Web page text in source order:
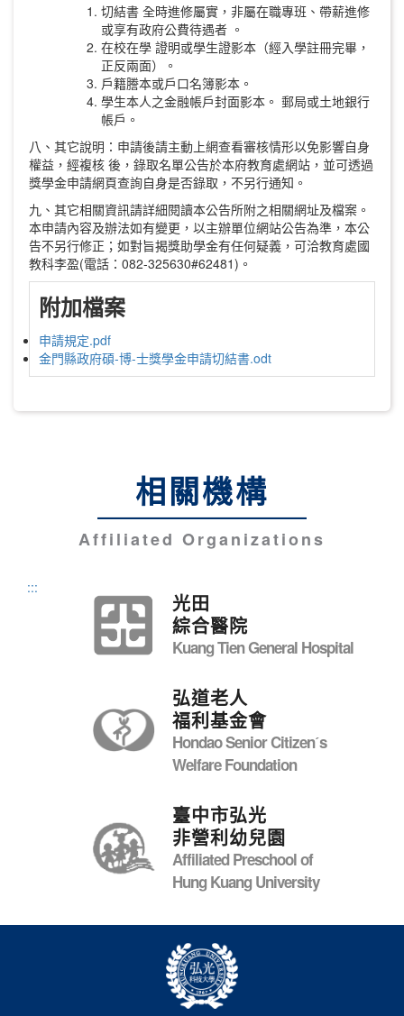
切結書 全時進修屬實，非屬在職專班、帶薪進修
或享有政府公費待遇者 。
在校在學 證明或學生證影本（經入學註冊完畢，
正反兩面）。
戶籍謄本或戶口名簿影本。
學生本人之金融帳戶封面影本。 郵局或土地銀行
帳戶。
八、其它說明：申請後請主動上網查看審核情形以免影響自身
權益，經複核 後，錄取名單公告於本府教育處網站，並可透過
獎學金申請網頁查詢自身是否錄取，不另行通知。
九、其它相關資訊請詳細閱讀本公告所附之相關網址及檔案。
本申請內容及辦法如有變更，以主辦單位網站公告為準，本公
告不另行修正；如對旨揭獎助學金有任何疑義，可洽教育處國
教科李盈(電話：082-325630#62481)。
附加檔案
申請規定.pdf
金門縣政府碩-博-士獎學金申請切結書.odt
相關機構
Affiliated Organizations
:::
光田
綜合醫院
Kuang Tien General Hospital
弘道老人
福利基金會
Hondao Senior Citizenˊs
Welfare Foundation
臺中市弘光
非營利幼兒園
Affiliated Preschool of
Hung Kuang University